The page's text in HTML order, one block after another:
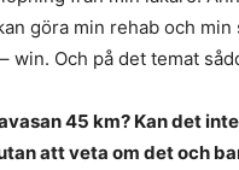
göra min rehab och
win. Och på det temat
45 km? Kan det
att veta om det och